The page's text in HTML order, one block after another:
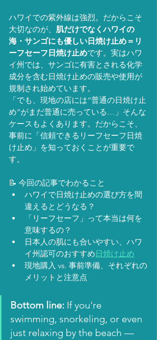
ハワイでの紫外線は強烈。だからこそ
大切なのが、 肌だけでなくハワイの
海・サンゴにも優しい日焼け止め＝リ
ーフセーフ日焼け止めです。実はハワ
イ州では、サンゴに有害とされる化学
成分を含む日焼け止めの販売や使用が
規制され始めています。
「でも、現地の店には“普通の日焼け止
め”がまだ普通に売っている…」そんな
ケースもよくあります。だからこそ、
事前に「信頼できるリーフセーフ日焼
け止め」を知っておくことが重要で
す。
📝 今回の記事でわかること
ハワイで日焼け止めの選び方を間
違えるとどうなる？
「リーフセーフ」って本当は何を
意味するの？
日本人の肌にも合いやすい、ハワ
イ州認可のおすすめ 日焼け止め
現地購入 vs. 事前準備、それぞれの
メリットと注意点
Bottom line: If you're
swimming, snorkeling, or even
just relaxing by the beach —